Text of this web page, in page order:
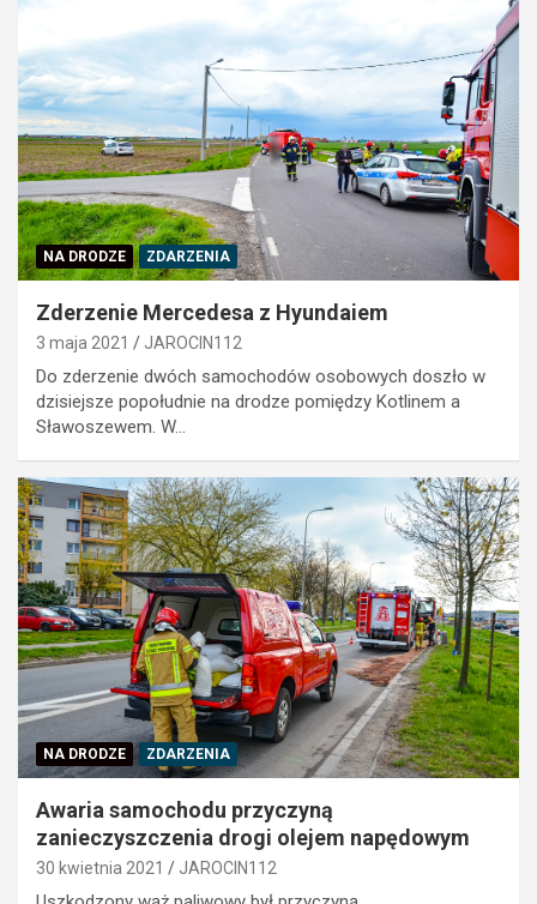
NA DRODZE ZDARZENIA
Zderzenie Mercedesa z Hyundaiem
3 maja 2021 JAROCIN112
Do zderzenie dwóch samochodów osobowych doszło w
dzisiejsze popołudnie na drodze pomiędzy Kotlinem a
Sławoszewem. W…
NA DRODZE ZDARZENIA
Awaria samochodu przyczyną
zanieczyszczenia drogi olejem napędowym
30 kwietnia 2021 JAROCIN112